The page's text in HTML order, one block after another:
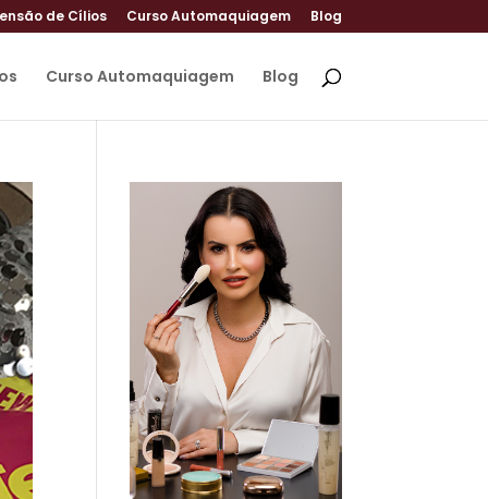
de Cílios Curso Automaquiagem Blog
Curso Automaquiagem Blog